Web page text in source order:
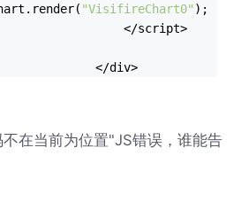
"VisifireChart0"
</script>
</div>
不在当前为位置"JS错误，谁能告